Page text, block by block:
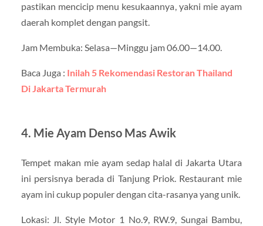
pastikan mencicip menu kesukaannya, yakni mie ayam
daerah komplet dengan pangsit.
Jam Membuka: Selasa—Minggu jam 06.00—14.00.
Baca Juga : Inilah 5 Rekomendasi Restoran Thailand
Di Jakarta Termurah
4. Mie Ayam Denso Mas Awik
Tempet makan mie ayam sedap halal di Jakarta Utara
ini persisnya berada di Tanjung Priok. Restaurant mie
ayam ini cukup populer dengan cita-rasanya yang unik.
Lokasi: Jl. Style Motor 1 No.9, RW.9, Sungai Bambu,